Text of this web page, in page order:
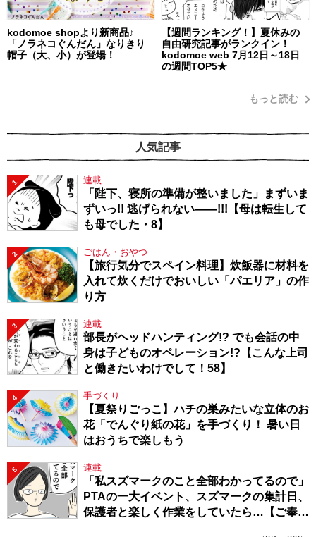
kodomoe shopより新商品♪
「ノラネコぐんだん」なりきり
帽子（大、小）が登場！
【週間ランキング！】夏休みの
自由研究記事がランクイン！
kodomoe web 7月12日～18日
の週間TOP5★
もっと読む
人気記事
1 連載
「陛下、寝所の準備が整いました」まずいま
ずいっ!! 逃げられない――!!!【母は転生して
も母でした・8】
2 ごはん・おやつ
【旅行気分でスペイン料理】炊飯器に材料を
入れて炊くだけでおいしい「パエリア」の作
り方
3 連載
部長がヘッドハンティング!? でも会話の中
身は子どものオペレーション!?【こんな上司
と働きたいわけでして！58】
4 手づくり
【夏祭りごっこ】ハチの巣みたいな立体のお
花「でんぐり紙の花」を手づくり！ 暑い日
はおうちで楽しもう
5 連載
「私スズマークのこと全部わかってるので」
PTAの一大イベント、スズマークの集計日、
保護者と楽しく作業をしていたら…【ご奉仕